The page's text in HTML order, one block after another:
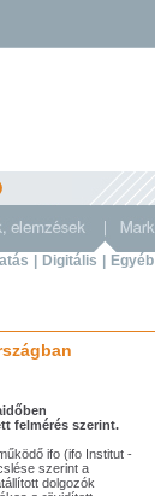
Digitális Egyéb
felmérés szerint.
ifo (ifo Institut -
szerint a
dolgozók